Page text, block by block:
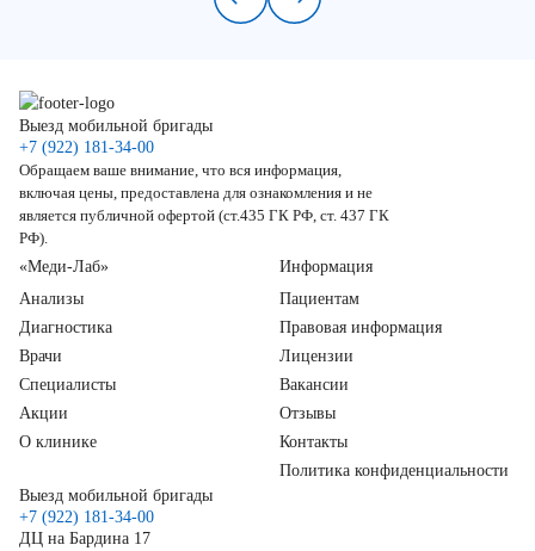
Выезд мобильной бригады
+7 (922) 181-34-00
Обращаем ваше внимание, что вся информация,
включая цены, предоставлена для ознакомления и не
является публичной офертой (ст.435 ГК РФ, ст. 437 ГК
РФ).
«Меди-Лаб»
Анализы
Диагностика
Врачи
Специалисты
Акции
О клинике
Информация
Пациентам
Правовая информация
Лицензии
Вакансии
Отзывы
Контакты
Политика конфиденциальности
Выезд мобильной бригады
+7 (922) 181-34-00
ДЦ на Бардина 17